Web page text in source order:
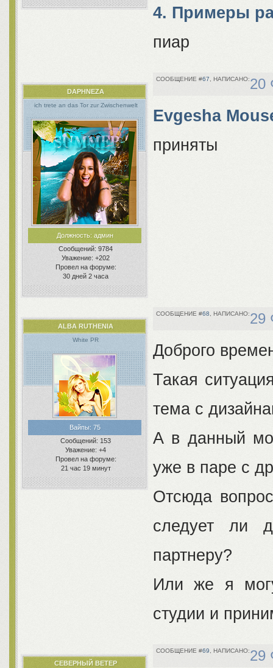
4. Примеры
пиар
67 20
DAPHNEZA
ich trete an das Tor zur Zwischenwelt
Должность:админ
Сообщений: 9784
Уважение: +202
Провел на форуме:
30 дней 2 часа
Evgesha
приняты
68 29
ALBA RUTHENIA
White PR
Вайпы:75
Сообщений: 153
Уважение: +4
Провел на форуме:
21 час 19 минут
Доброго
Такая
тема с
А в данный
уже в паре с
Отсюда
следует ли
партнеру?
Или же я
студии и
69 29
СЕВЕРНЫЙ ВЕТЕР